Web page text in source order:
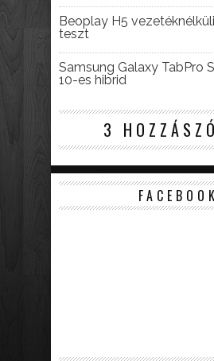
Beoplay H5
teszt
Samsung Galaxy TabPro
10-es hibrid
3
FACEBOOK